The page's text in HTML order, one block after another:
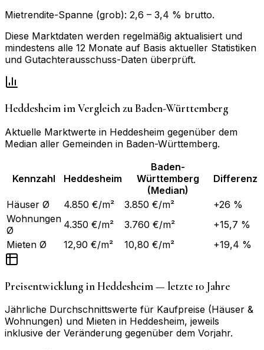
Mietrendite-Spanne (grob): 2,6 – 3,4 % brutto.
Diese Marktdaten werden regelmäßig aktualisiert und
mindestens alle 12 Monate auf Basis aktueller Statistiken
und Gutachterausschuss-Daten überprüft.
Heddesheim im Vergleich zuBaden-Württemberg
Aktuelle Marktwerte in Heddesheim gegenüber dem
Median aller Gemeinden in Baden-Württemberg.
Kennzahl Heddesheim
Baden-
Württemberg
(Median)
Differenz
Häuser Ø 4.850 €/m² 3.850 €/m²
+26 %
Wohnungen
Ø
4.350 €/m² 3.760 €/m²
+15,7 %
Mieten Ø
12,90 €/m² 10,80 €/m² +19,4 %
Preisentwicklung inHeddesheim— letzte 10 Jahre
Jährliche Durchschnittswerte für Kaufpreise (Häuser &
Wohnungen) und Mieten in Heddesheim, jeweils
inklusive der Veränderung gegenüber dem Vorjahr.